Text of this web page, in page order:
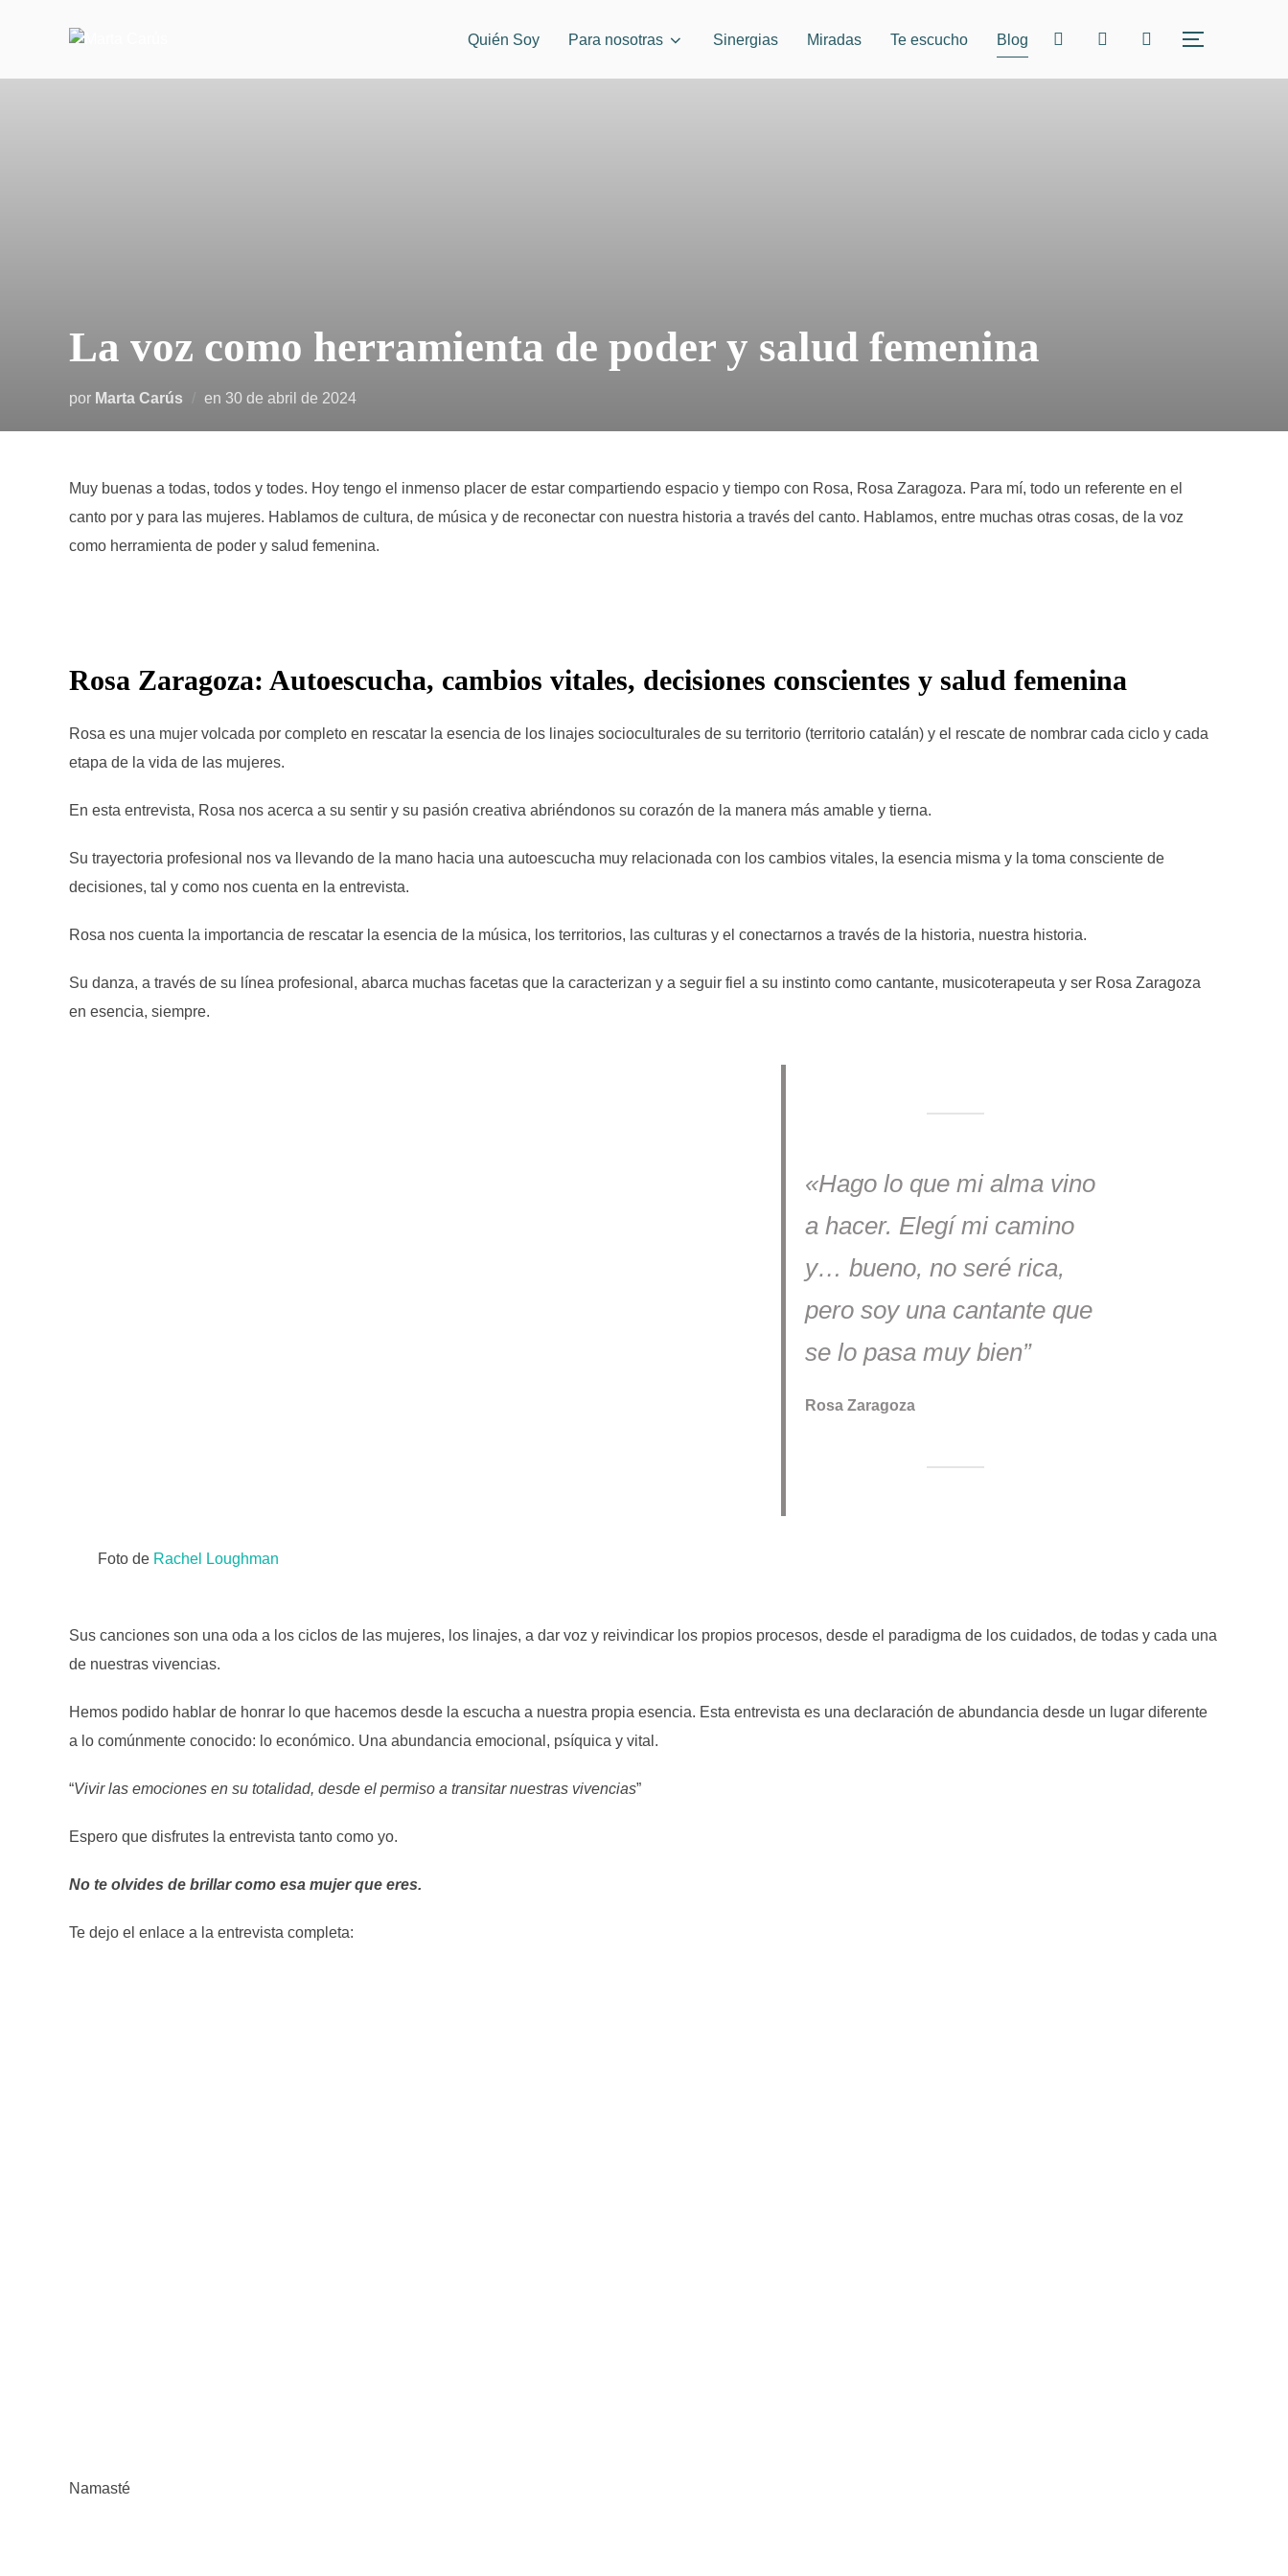
Quién Soy Para nosotras Sinergias Miradas Te escucho Blog instagramlinkedin tiktok
La voz como herramienta de poder y salud femenina
por Marta Carús en Publicado
30 de abril de 2024
Muy buenas a todas, todos y todes. Hoy tengo el inmenso placer de estar compartiendo espacio y tiempo con Rosa, Rosa Zaragoza. Para mí, todo un referente en el
canto por y para las mujeres. Hablamos de cultura, de música y de reconectar con nuestra historia a través del canto. Hablamos, entre muchas otras cosas, de la voz
como herramienta de poder y salud femenina.
Rosa Zaragoza: Autoescucha, cambios vitales, decisiones conscientes y salud femenina
Rosa es una mujer volcada por completo en rescatar la esencia de los linajes socioculturales de su territorio (territorio catalán) y el rescate de nombrar cada ciclo y cada
etapa de la vida de las mujeres.
En esta entrevista, Rosa nos acerca a su sentir y su pasión creativa abriéndonos su corazón de la manera más amable y tierna.
Su trayectoria profesional nos va llevando de la mano hacia una autoescucha muy relacionada con los cambios vitales, la esencia misma y la toma consciente de
decisiones, tal y como nos cuenta en la entrevista.
Rosa nos cuenta la importancia de rescatar la esencia de la música, los territorios, las culturas y el conectarnos a través de la historia, nuestra historia.
Su danza, a través de su línea profesional, abarca muchas facetas que la caracterizan y a seguir fiel a su instinto como cantante, musicoterapeuta y ser Rosa Zaragoza
en esencia, siempre.
«Hago lo que mi alma vino
a hacer. Elegí mi camino
y… bueno, no seré rica,
pero soy una cantante que
se lo pasa muy bien”
Rosa Zaragoza
Foto de Rachel Loughman
Sus canciones son una oda a los ciclos de las mujeres, los linajes, a dar voz y reivindicar los propios procesos, desde el paradigma de los cuidados, de todas y cada una
de nuestras vivencias.
Hemos podido hablar de honrar lo que hacemos desde la escucha a nuestra propia esencia. Esta entrevista es una declaración de abundancia desde un lugar diferente
a lo comúnmente conocido: lo económico. Una abundancia emocional, psíquica y vital.
“Vivir las emociones en su totalidad, desde el permiso a transitar nuestras vivencias”
Espero que disfrutes la entrevista tanto como yo.
No te olvides de brillar como esa mujer que eres.
Te dejo el enlace a la entrevista completa:
Namasté